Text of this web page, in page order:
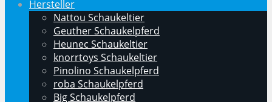
Hersteller
Nattou Schaukeltier
Geuther Schaukelpferd
Heunec Schaukeltier
knorrtoys Schaukeltier
Pinolino Schaukelpferd
roba Schaukelpferd
Big Schaukelpferd